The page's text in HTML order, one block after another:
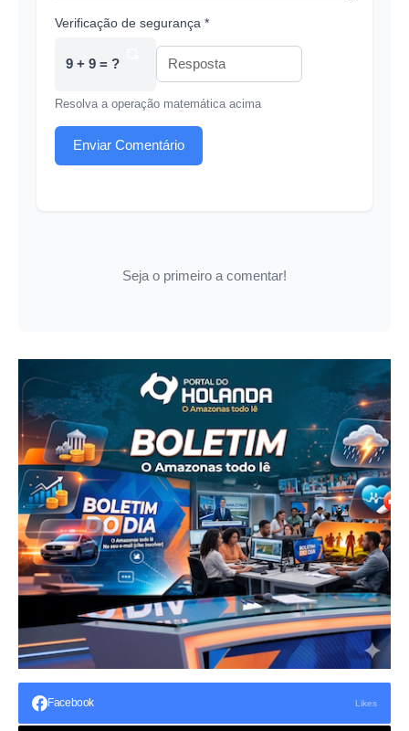
Verificação de segurança *
9 + 9 = ?
Resolva a operação matemática acima
Enviar Comentário
Seja o primeiro a comentar!
Facebook Likes